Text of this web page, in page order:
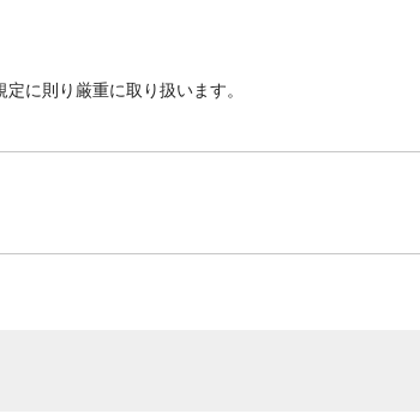
に則り厳重に取り扱います。